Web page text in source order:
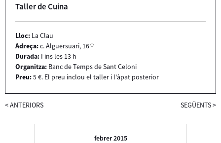
Taller de Cuina
Lloc: La Clau
Adreça:c. Alguersuari, 16
Durada: Fins les 13 h
Organitza: Banc de Temps de Sant Celoni
Preu:5 €. El preu inclou el taller i l'àpat posterior
<ANTERIORS SEGÜENTS>
febrer 2015